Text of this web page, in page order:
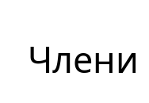
Члени